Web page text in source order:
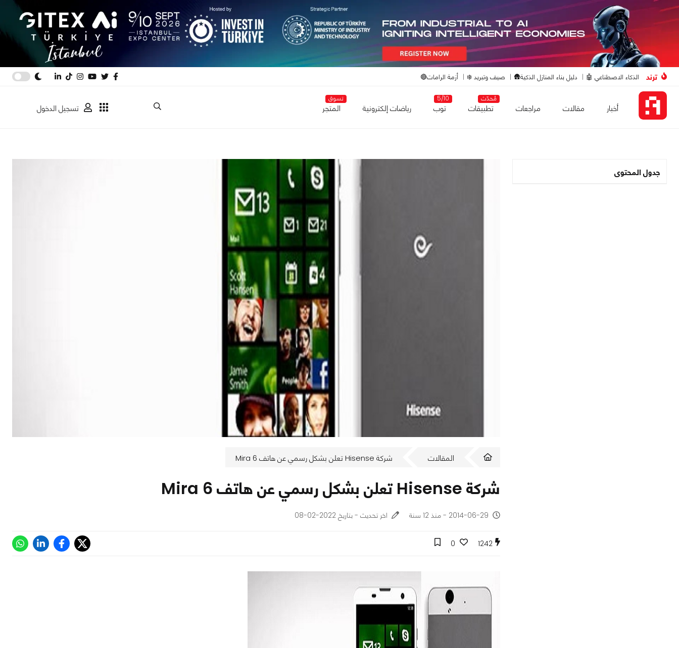
ترند الذكاء الاصطناعي 🤖 دليل بناء المنازل الذكية🛖 صيف وتبريد ❄️ أزمة الرامات🔴
أخبار مقالات مراجعات
مُحدّث
تطبيقات
5/10
توب رياضات إلكترونية
تسوق
المتجر تسجيل الدخول
جدول المحتوى
المقالات شركة Hisense تعلن بشكل رسمي عن هاتف Mira 6
شركة Hisense تعلن بشكل رسمي عن هاتف Mira 6
2014-06-29 - منذ 12 سنة اخر تحديث - بتاريخ 2022-02-08
1242
0